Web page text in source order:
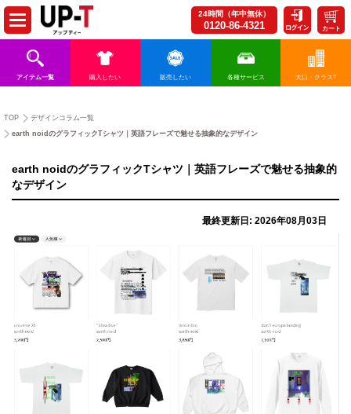
24時間（年中無休）
0120-86-4321 カート
アイテム一覧 購入したい 販売したい 各種サービス 大口・クラスT
TOP
デザインコラム一覧
earth noidのグラフィックTシャツ｜英語フレーズで魅せる抽象的なデザイン
earth noidのグラフィックTシャツ｜英語フレーズで魅せる抽象的
なデザイン
最終更新日: 2026年08月03日